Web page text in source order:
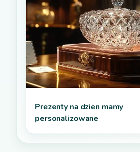
Prezenty na dzien mamy
personalizowane